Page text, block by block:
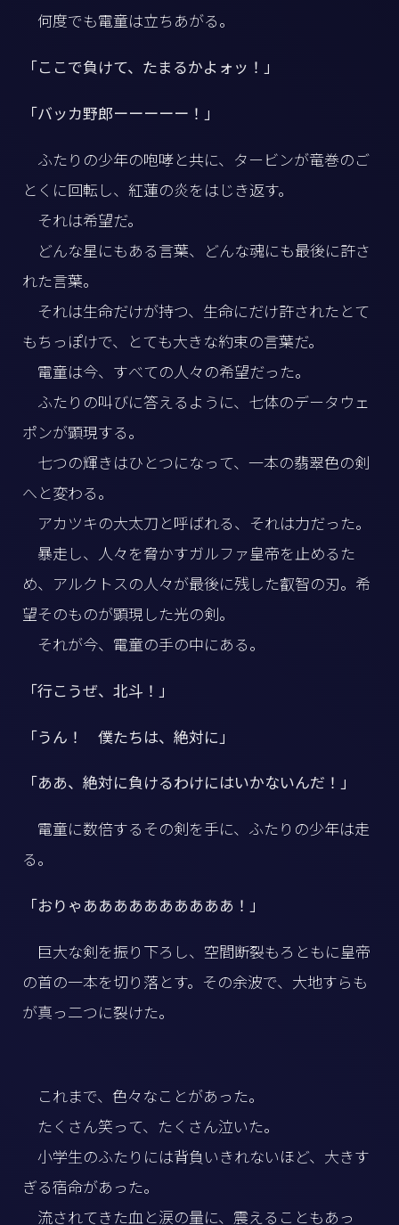
何度でも電童は立ちあがる。
「ここで負けて、たまるかよォッ！」
「バッカ野郎ーーーーー！」
ふたりの少年の咆哮と共に、タービンが竜巻のご
とくに回転し、紅蓮の炎をはじき返す。
それは希望だ。
どんな星にもある言葉、どんな魂にも最後に許さ
れた言葉。
それは生命だけが持つ、生命にだけ許されたとて
もちっぽけで、とても大きな約束の言葉だ。
電童は今、すべての人々の希望だった。
ふたりの叫びに答えるように、七体のデータウェ
ポンが顕現する。
七つの輝きはひとつになって、一本の翡翠色の剣
へと変わる。
アカツキの大太刀と呼ばれる、それは力だった。
暴走し、人々を脅かすガルファ皇帝を止めるた
め、アルクトスの人々が最後に残した叡智の刃。希
望そのものが顕現した光の剣。
それが今、電童の手の中にある。
「行こうぜ、北斗！」
「うん！ 僕たちは、絶対に」
「ああ、絶対に負けるわけにはいかないんだ！」
電童に数倍するその剣を手に、ふたりの少年は走
る。
「おりゃああああああああああ！」
巨大な剣を振り下ろし、空間断裂もろともに皇帝
の首の一本を切り落とす。その余波で、大地すらも
が真っ二つに裂けた。
これまで、色々なことがあった。
たくさん笑って、たくさん泣いた。
小学生のふたりには背負いきれないほど、大きす
ぎる宿命があった。
流されてきた血と涙の量に、震えることもあっ